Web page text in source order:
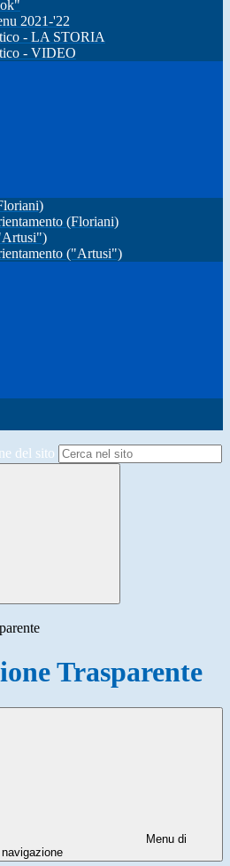
2021-'22
- LA STORIA
- VIDEO
(Floriani)
("Artusi")
del sito
Trasparente
Menu di
navigazione